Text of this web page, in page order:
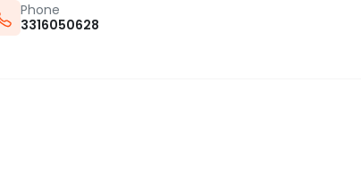
Phone
3316050628